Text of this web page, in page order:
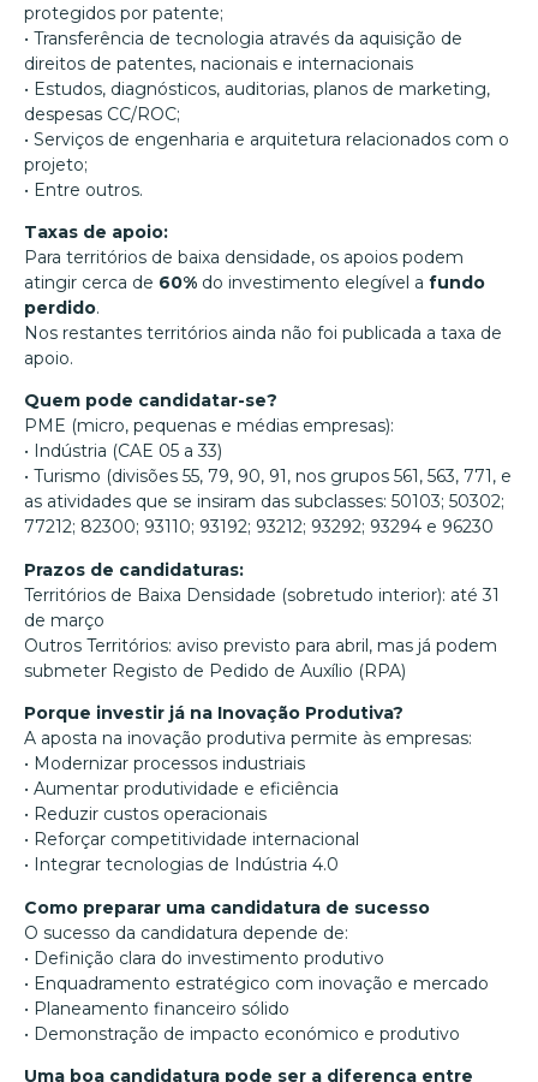
protegidos por patente;
• Transferência de tecnologia através da aquisição de
direitos de patentes, nacionais e internacionais
• Estudos, diagnósticos, auditorias, planos de marketing,
despesas CC/ROC;
• Serviços de engenharia e arquitetura relacionados com o
projeto;
• Entre outros.
Taxas de apoio:
Para territórios de baixa densidade, os apoios podem
atingir cerca de 60% do investimento elegível a fundo
perdido.
Nos restantes territórios ainda não foi publicada a taxa de
apoio.
Quem pode candidatar-se?
PME (micro, pequenas e médias empresas):
• Indústria (CAE 05 a 33)
• Turismo (divisões 55, 79, 90, 91, nos grupos 561, 563, 771, e
as atividades que se insiram das subclasses: 50103; 50302;
77212; 82300; 93110; 93192; 93212; 93292; 93294 e 96230
Prazos de candidaturas:
Territórios de Baixa Densidade (sobretudo interior): até 31
de março
Outros Territórios: aviso previsto para abril, mas já podem
submeter Registo de Pedido de Auxílio (RPA)
Porque investir já na Inovação Produtiva?
A aposta na inovação produtiva permite às empresas:
• Modernizar processos industriais
• Aumentar produtividade e eficiência
• Reduzir custos operacionais
• Reforçar competitividade internacional
• Integrar tecnologias de Indústria 4.0
Como preparar uma candidatura de sucesso
O sucesso da candidatura depende de:
• Definição clara do investimento produtivo
• Enquadramento estratégico com inovação e mercado
• Planeamento financeiro sólido
• Demonstração de impacto económico e produtivo
Uma boa candidatura pode ser a diferença entre